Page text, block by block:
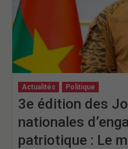
Actualités Politique
3e édition des
nationales
patriotique : Le